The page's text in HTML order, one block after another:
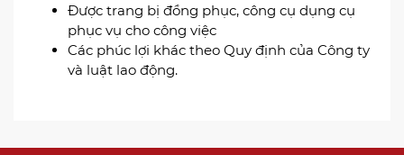
Được trang bị đồng phục, công cụ dụng cụ
phục vụ cho công việc
Các phúc lợi khác theo Quy định của Công ty
và luật lao động.